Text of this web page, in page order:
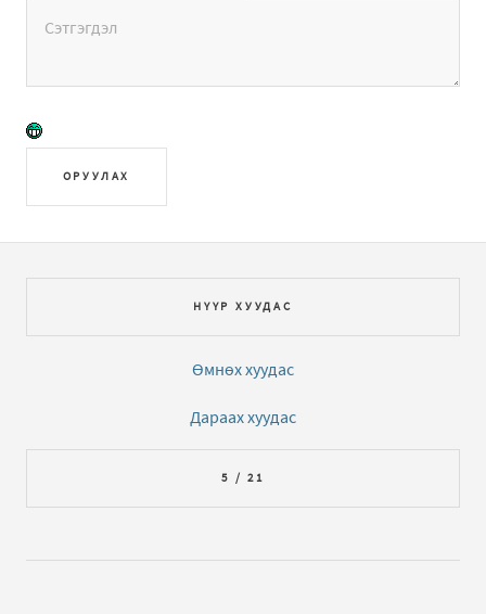
ОРУУЛАХ
НҮҮР ХУУДАС
Өмнөх хуудас
Дараах хуудас
5 / 21